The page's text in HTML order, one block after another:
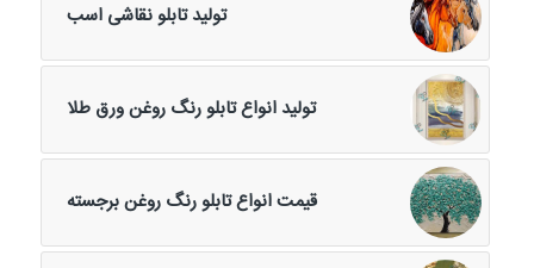
تولید تابلو نقاشی اسب
تولید انواع تابلو رنگ روغن ورق طلا
قیمت انواع تابلو رنگ روغن برجسته